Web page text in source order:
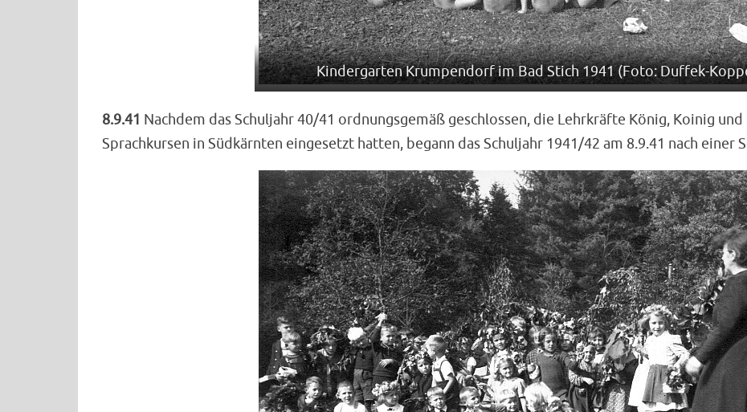
Kindergarten Krumpendorf im Bad Stich 1941 (Foto: Duffek-
8.9.41 Nachdem das Schuljahr 40/41 ordnungsgemäß geschlossen, die Lehrkräfte König, Koinig
Sprachkursen in Südkärnten eingesetzt hatten, begann das Schuljahr 1941/42 am 8.9.41 nach